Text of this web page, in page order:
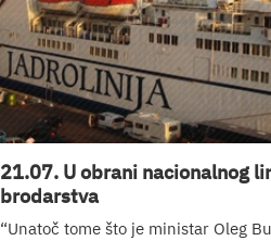
21.07. U obrani nacionalnog
brodarstva
“Unatoč tome što je ministar Oleg